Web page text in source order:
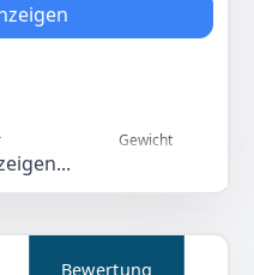
Gewicht
Bewertung